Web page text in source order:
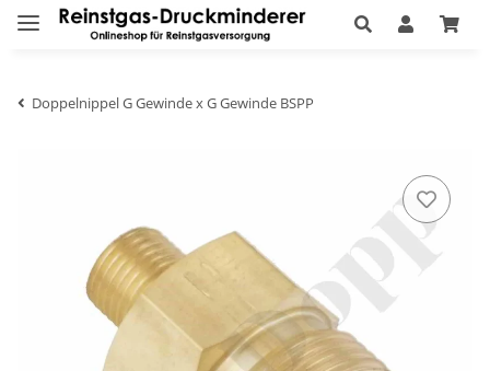
Doppelnippel G Gewinde x G Gewinde BSPP